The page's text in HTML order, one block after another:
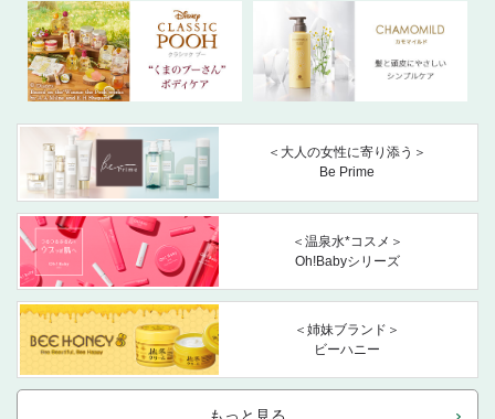
＜大人の女性に寄り添う＞
Be Prime
＜温泉水*コスメ＞
Oh!Babyシリーズ
＜姉妹ブランド＞
ビーハニー